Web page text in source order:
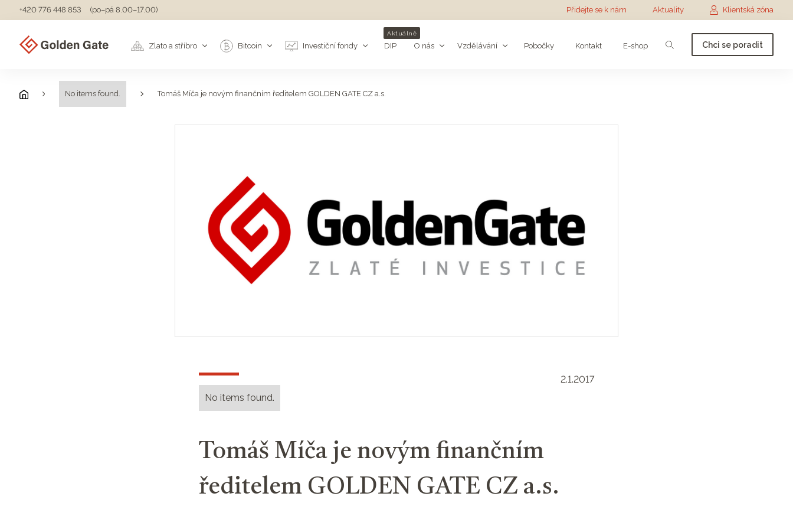
+420 776 448 853 (po–pá 8.00–17.00) Přidejte se k nám Aktuality Klientská zóna
Zlato a stříbro Bitcoin Investiční fondy DIP
Aktuálně
O nás Vzdělávání Pobočky Kontakt E-shop Chci se poradit
No items found. Tomáš Míča je novým finančním ředitelem GOLDEN GATE CZ a.s.
No items found.
2.1.2017
Tomáš Míča je novým finančním
ředitelem GOLDEN GATE CZ a.s.